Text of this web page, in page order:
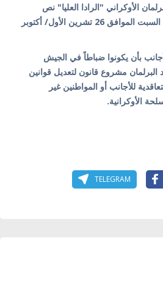
الأوكراني "الرادا العليا" نص
القانون على صفحاته أمس السبت الموافق 26 تشرين الأول/ أكتوبر
بأن يكونوا ضباطاً في الجيش
مشروع قانون لتعديل قوانين
للأجانب أو المواطنين غير
الأوكرانية.
TELEGRAM